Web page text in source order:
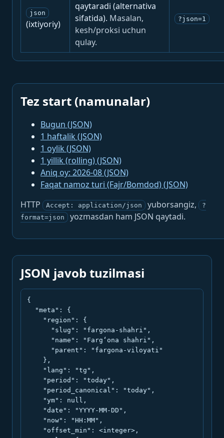
json
(ixtiyoriy)
qaytaradi (alternativa
sifatida). Masalan,
kesh/proksi uchun
qulay.
?json=1
Tez start (namunalar)
Bugun (JSON)
1 haftalik (JSON)
1 oylik (JSON)
1 yillik (rolling) (JSON)
Aniq oy: 2026-08 (JSON)
Faqat namoz turi (Fajr/Bomdod) (JSON)
HTTP
Accept: application/json yuborsangiz,
?
format=json
yozmasdan ham JSON qaytadi.
JSON javob tuzilmasi
{
  "meta": {
    "region": {
      "slug": "fargona-shahri",
      "name": "Farg‘ona shahri",
      "parent": "fargona-viloyati"
    },
    "lang": "tg",
    "period": "today",
    "period_canonical": "today",
    "ym": null,
    "date": "YYYY-MM-DD",
    "now": "HH:MM",
    "offset_min": <integer>,